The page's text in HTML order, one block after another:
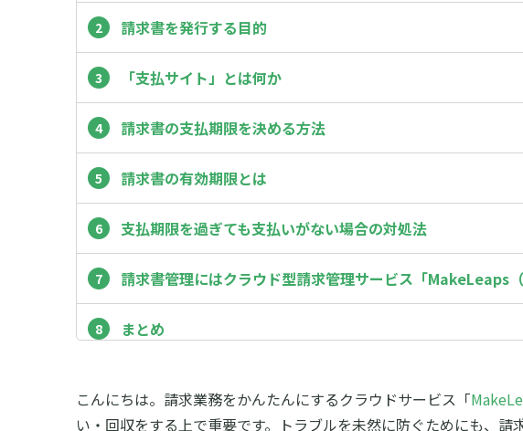
請求書を発行する目的
「支払サイト」とは何か
請求書の支払期限を決める方法
請求書の有効期限とは
支払期限を過ぎても支払いがない場合の対処法
請求書管理にはクラウド型請求管理サービス「MakeLeaps
まとめ
こんにちは。請求業務をかんたんにするクラウドサービス「
い・回収をする上で重要です。トラブルを未然に防ぐためにも、